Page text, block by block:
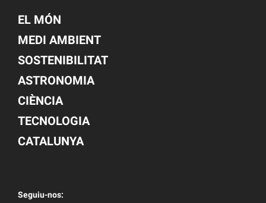
EL MÓN
MEDI AMBIENT
SOSTENIBILITAT
ASTRONOMIA
CIÈNCIA
TECNOLOGIA
CATALUNYA
Seguiu-nos: